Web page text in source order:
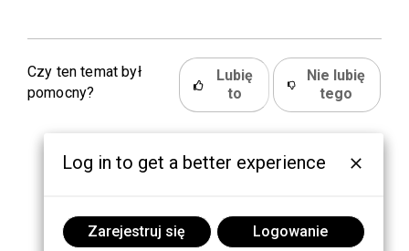
Czy ten temat był
pomocny?
Lubię
to
Nie lubię
tego
Log in to get a better experience
Zarejestruj się Logowanie